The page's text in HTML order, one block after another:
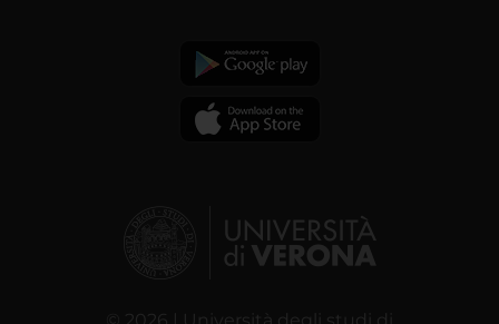
© 2026 | Università degli studi di